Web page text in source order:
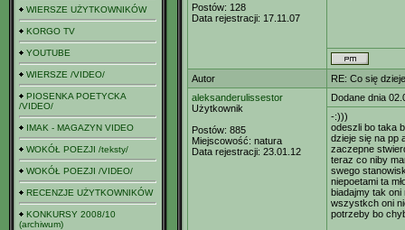
WIERSZE UŻYTKOWNIKÓW
KORGO TV
YOUTUBE
WIERSZE /VIDEO/
PIOSENKA POETYCKA
/VIDEO/
IMAK - MAGAZYN VIDEO
WOKÓŁ POEZJI /teksty/
WOKÓŁ POEZJI /VIDEO/
RECENZJE UŻYTKOWNIKÓW
KONKURSY 2008/10
(archiwum)
Postów: 128
Data rejestracji: 17.11.07
Autor
RE: Co się
aleksanderulissestor
Użytkownik
Postów: 885
Miejscowość: natura
Data rejestracji: 23.01.12
Dodane dnia
-:)))
odeszli bo taka
dzieje się na pp
zaczepne
teraz co niby
swego
niepoetami ta
biadajmy tak oni
wszystkch oni
potrzeby bo